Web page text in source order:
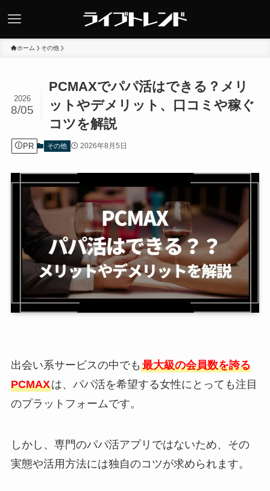
ホーム その他
PCMAXでパパ活はできる？メリ
ットやデメリット、口コミや稼ぐ
コツを解説
2026
8/05
PR その他 2026年8月5日
出会い系サービスの中でも 最大級の会員数を誇る
PCMAXは、パパ活を希望する女性にとっても注目
のプラットフォームです。
しかし、専門のパパ活アプリではないため、その
実態や活用方法には独自のコツが求められます。